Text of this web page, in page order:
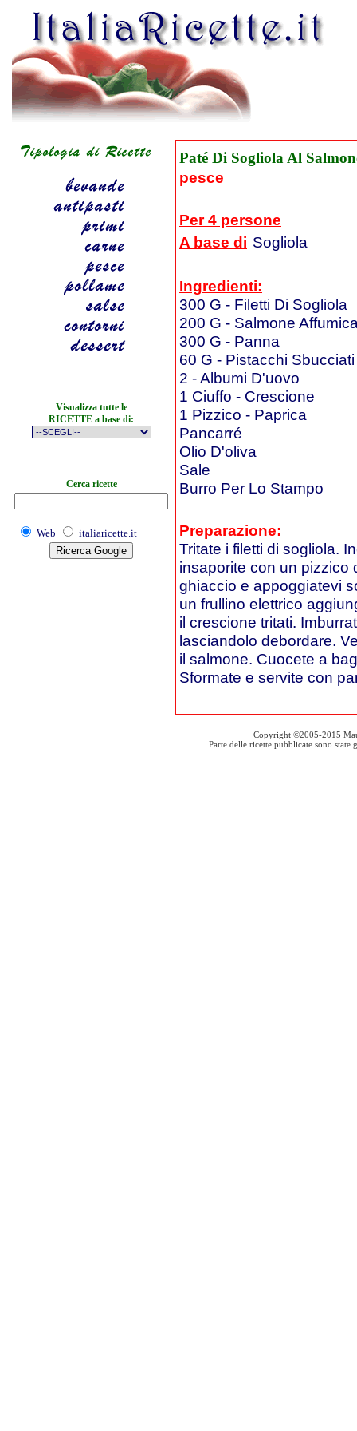
Visualizza tutte le
RICETTE a base di:
Cerca ricette
Web italiaricette.it
Paté Di Sogliola Al
pesce
Per 4 persone
A base di Sogliola
Ingredienti:
300 G - Filetti Di Sogliola
200 G - Salmone
300 G - Panna
60 G - Pistacchi
2 - Albumi D'uovo
1 Ciuffo - Crescione
1 Pizzico - Paprica
Pancarré
Olio D'oliva
Sale
Burro Per Lo Stampo
Preparazione:
Tritate i filetti di sogliola.
insaporite con un pizzico
ghiaccio e appoggiatevi
un frullino elettrico
il crescione tritati.
lasciandolo debordare.
il salmone. Cuocete a
Sformate e servite con
Copyright ©2005-2015
Parte delle ricette pubblicate sono state